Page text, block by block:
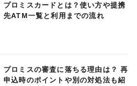
プロミスカードとは？使い方や提携
先ATM一覧と利用までの流れ
プロミスの審査に落ちる理由は？ 再
申込時のポイントや別の対処法も紹